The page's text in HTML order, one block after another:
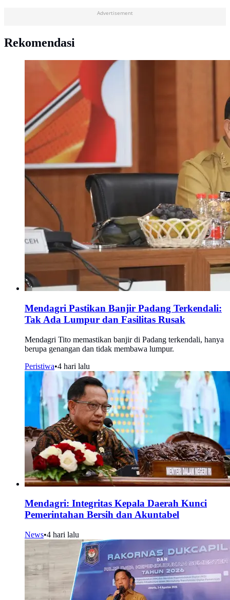
Advertisement
Rekomendasi
Mendagri Pastikan Banjir Padang Terkendali:
Tak Ada Lumpur dan Fasilitas Rusak
Mendagri Tito memastikan banjir di Padang terkendali, hanya
berupa genangan dan tidak membawa lumpur.
Peristiwa•4 hari lalu
Mendagri: Integritas Kepala Daerah Kunci
Pemerintahan Bersih dan Akuntabel
News•4 hari lalu